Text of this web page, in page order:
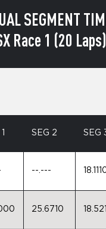
SEGMENT
Race 1 (20 Laps)
SEG 2 SEG
--.---
25.6710